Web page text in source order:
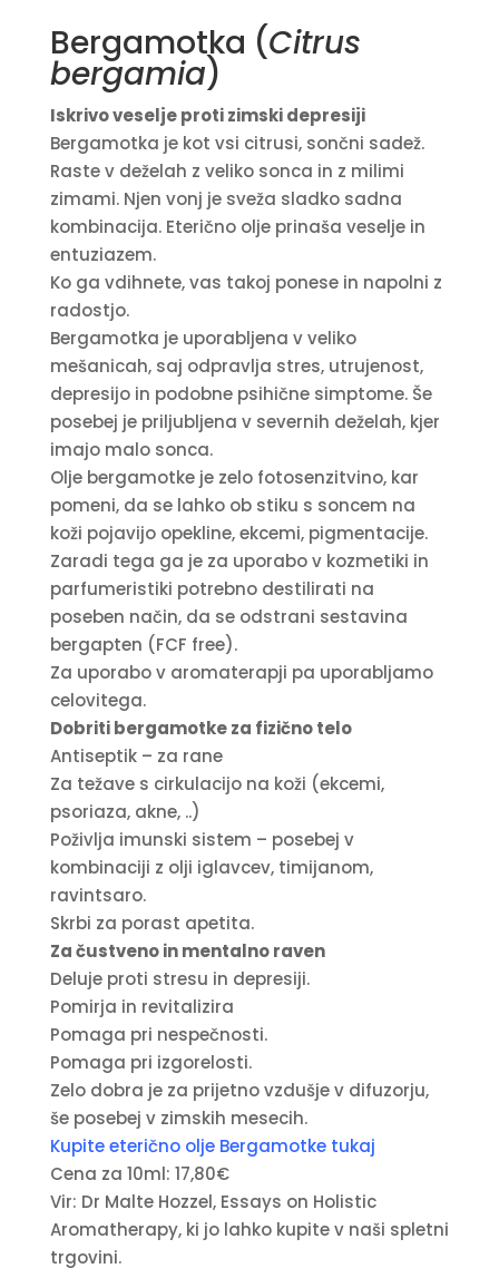
Bergamotka (Citrus
bergamia)
Iskrivo veselje proti zimski depresiji
Bergamotka je kot vsi citrusi, sončni sadež.
Raste v deželah z veliko sonca in z milimi
zimami. Njen vonj je sveža sladko sadna
kombinacija. Eterično olje prinaša veselje in
entuziazem.
Ko ga vdihnete, vas takoj ponese in napolni z
radostjo.
Bergamotka je uporabljena v veliko
mešanicah, saj odpravlja stres, utrujenost,
depresijo in podobne psihične simptome. Še
posebej je priljubljena v severnih deželah, kjer
imajo malo sonca.
Olje bergamotke je zelo fotosenzitvino, kar
pomeni, da se lahko ob stiku s soncem na
koži pojavijo opekline, ekcemi, pigmentacije.
Zaradi tega ga je za uporabo v kozmetiki in
parfumeristiki potrebno destilirati na
poseben način, da se odstrani sestavina
bergapten (FCF free).
Za uporabo v aromaterapji pa uporabljamo
celovitega.
Dobriti bergamotke za fizično telo
Antiseptik – za rane
Za težave s cirkulacijo na koži (ekcemi,
psoriaza, akne, ..)
Poživlja imunski sistem – posebej v
kombinaciji z olji iglavcev, timijanom,
ravintsaro.
Skrbi za porast apetita.
Za čustveno in mentalno raven
Deluje proti stresu in depresiji.
Pomirja in revitalizira
Pomaga pri nespečnosti.
Pomaga pri izgorelosti.
Zelo dobra je za prijetno vzdušje v difuzorju,
še posebej v zimskih mesecih.
Kupite eterično olje Bergamotke tukaj
Cena za 10ml: 17,80€
Vir: Dr Malte Hozzel, Essays on Holistic
Aromatherapy, ki jo lahko kupite v naši spletni
trgovini.